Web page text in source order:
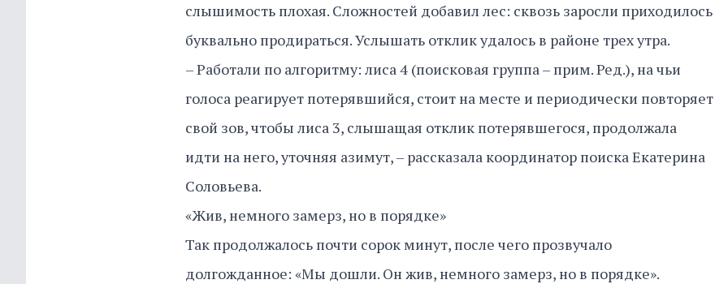
слышимость плохая. Сложностей добавил лес: сквозь заросли приходилось
буквально продираться. Услышать отклик удалось в районе трех утра.
– Работали по алгоритму: лиса 4 (поисковая группа – прим. Ред.), на чьи
голоса реагирует потерявшийся, стоит на месте и периодически повторяет
свой зов, чтобы лиса 3, слышащая отклик потерявшегося, продолжала
идти на него, уточняя азимут, – рассказала координатор поиска Екатерина
Соловьева.
«Жив, немного замерз, но в порядке»
Так продолжалось почти сорок минут, после чего прозвучало
долгожданное: «Мы дошли. Он жив, немного замерз, но в порядке».